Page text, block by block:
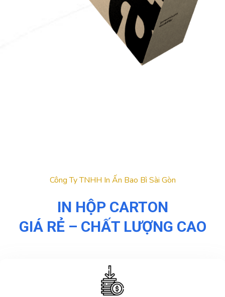
Công Ty TNHH In Ấn Bao Bì Sài Gòn
IN HỘP CARTON
GIÁ RẺ – CHẤT LƯỢNG CAO